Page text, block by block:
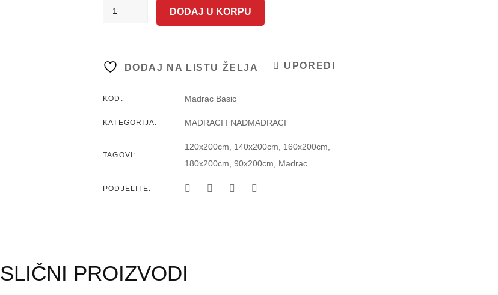
BASIC
DODAJ U KORPU
DODAJ NA LISTU ŽELJA UPOREDI
KOD: Madrac Basic
KATEGORIJA: MADRACI I NADMADRACI
TAGOVI:
120x200cm 140x200cm 160x200cm
180x200cm 90x200cm Madrac
PODJELITE:
SLIČNI PROIZVODI